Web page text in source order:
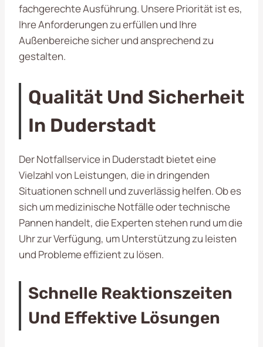
fachgerechte Ausführung. Unsere Priorität ist es,
Ihre Anforderungen zu erfüllen und Ihre
Außenbereiche sicher und ansprechend zu
gestalten.
Qualität Und Sicherheit
In Duderstadt
Der Notfallservice in Duderstadt bietet eine
Vielzahl von Leistungen, die in dringenden
Situationen schnell und zuverlässig helfen. Ob es
sich um medizinische Notfälle oder technische
Pannen handelt, die Experten stehen rund um die
Uhr zur Verfügung, um Unterstützung zu leisten
und Probleme effizient zu lösen.
Schnelle Reaktionszeiten
Und Effektive Lösungen